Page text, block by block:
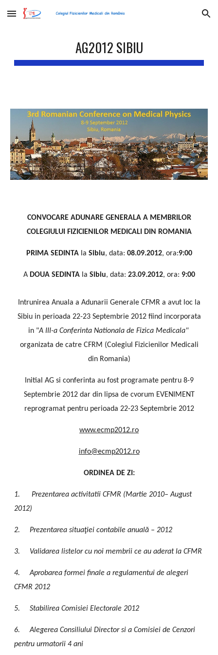
Skip to main content Skip to navigation
AG2012 SIBIU
CONVOCARE ADUNARE GENERALA A MEMBRILOR
COLEGIULUI FIZICIENILOR MEDICALI DIN ROMANIA
PRIMA SEDINTAla Sibiu, data: 08.09.2012, ora:9:00
A DOUA SEDINTAla Sibiu, data: 23.09.2012, ora: 9:00
Intrunirea Anuala a Adunarii Generale CFMR a avut loc la
Sibiu in perioada 22-23 Septembrie 2012 fiind incorporata
in "A III-a Conferinta Nationala de Fizica Medicala"
organizata de catre CFRM (Colegiul Fizicienilor Medicali
din Romania)
Initial AG si conferinta au fost programate pentru 8-9
Septembrie 2012 dar din lipsa de cvorum EVENIMENT
reprogramat pentru perioada 22-23 Septembrie 2012
www.ecmp2012.ro
info@ecmp2012.ro
ORDINEA DE ZI:
1.
Prezentarea activitatii CFMR (Martie 2010– August
2012)
2. Prezentarea situaţiei contabile anuală – 2012
3. Validarea listelor cu noi membrii ce au aderat la CFMR
4.
Aprobarea formei finale a regulamentui de alegeri
CFMR 2012
5. Stabilirea Comisiei Electorale 2012
6.
Alegerea Consiliului Director si a Comisiei de Cenzori
pentru urmatorii 4 ani